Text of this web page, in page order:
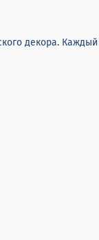
декора. Каждый